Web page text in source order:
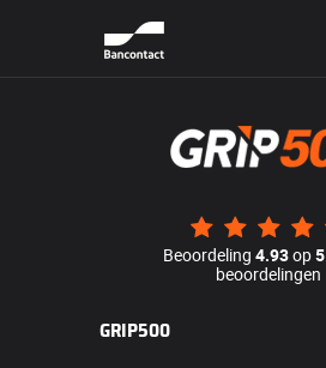
Beoordeling 4.93op5
beoordelingen
GRIP500